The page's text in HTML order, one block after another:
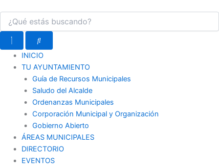
INICIO
TU AYUNTAMIENTO
Guía de Recursos Municipales
Saludo del Alcalde
Ordenanzas Municipales
Corporación Municipal y Organización
Gobierno Abierto
ÁREAS MUNICIPALES
DIRECTORIO
EVENTOS